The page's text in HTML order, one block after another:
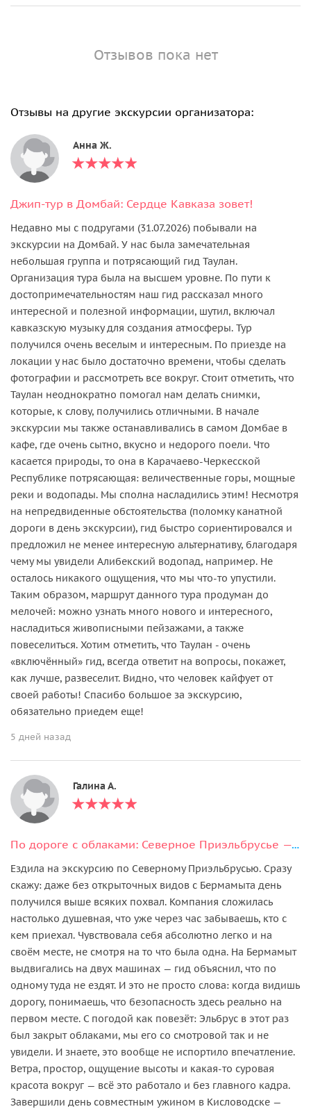
Отзывов пока нет
Отзывы на другие экскурсии организатора:
Анна Ж.
Джип-тур в Домбай: Сердце Кавказа зовет!
Недавно мы с подругами (31.07.2026) побывали на
экскурсии на Домбай. У нас была замечательная
небольшая группа и потрясающий гид Таулан.
Организация тура была на высшем уровне. По пути к
достопримечательностям наш гид рассказал много
интересной и полезной информации, шутил, включал
кавказскую музыку для создания атмосферы. Тур
получился очень веселым и интересным. По приезде на
локации у нас было достаточно времени, чтобы сделать
фотографии и рассмотреть все вокруг. Стоит отметить, что
Таулан неоднократно помогал нам делать снимки,
которые, к слову, получились отличными. В начале
экскурсии мы также останавливались в самом Домбае в
кафе, где очень сытно, вкусно и недорого поели. Что
касается природы, то она в Карачаево-Черкесской
Республике потрясающая: величественные горы, мощные
реки и водопады. Мы сполна насладились этим! Несмотря
на непредвиденные обстоятельства (поломку канатной
дороги в день экскурсии), гид быстро сориентировался и
предложил не менее интересную альтернативу, благодаря
чему мы увидели Алибекский водопад, например. Не
осталось никакого ощущения, что мы что-то упустили.
Таким образом, маршрут данного тура продуман до
мелочей: можно узнать много нового и интересного,
насладиться живописными пейзажами, а также
повеселиться. Хотим отметить, что Таулан - очень
«включённый» гид, всегда ответит на вопросы, покажет,
как лучше, развеселит. Видно, что человек кайфует от
своей работы! Спасибо большое за экскурсию,
обязательно приедем еще!
5 дней назад
Галина А.
По дороге с облаками: Северное Приэльбрусье — Малый Бермамыт — Хасаут — Джилы-Су
Ездила на экскурсию по Северному Приэльбрусью. Сразу
скажу: даже без открыточных видов с Бермамыта день
получился выше всяких похвал. Компания сложилась
настолько душевная, что уже через час забываешь, кто с
кем приехал. Чувствовала себя абсолютно легко и на
своём месте, не смотря на то что была одна. На Бермамыт
выдвигались на двух машинах — гид объяснил, что по
одному туда не ездят. И это не просто слова: когда видишь
дорогу, понимаешь, что безопасность здесь реально на
первом месте. С погодой как повезёт: Эльбрус в этот раз
был закрыт облаками, мы его со смотровой так и не
увидели. И знаете, это вообще не испортило впечатление.
Ветра, простор, ощущение высоты и какая-то суровая
красота вокруг — всё это работало и без главного кадра.
Завершили день совместным ужином в Кисловодске —